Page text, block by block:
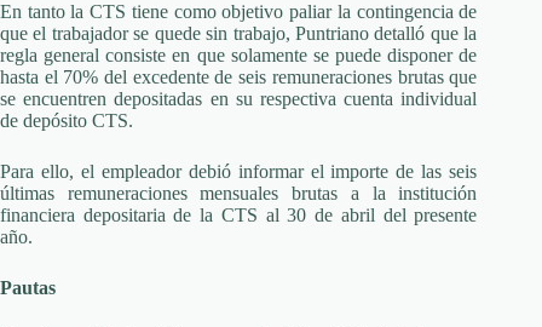
En tanto la CTS tiene como objetivo paliar la contingencia de
que el trabajador se quede sin trabajo, Puntriano detalló que la
regla general consiste en que solamente se puede disponer de
hasta el 70% del excedente de seis remuneraciones brutas que
se encuentren depositadas en su respectiva cuenta individual
de depósito CTS.
Para ello, el empleador debió informar el importe de las seis
últimas remuneraciones mensuales brutas a la institución
financiera depositaria de la CTS al 30 de abril del presente
año.
Pautas